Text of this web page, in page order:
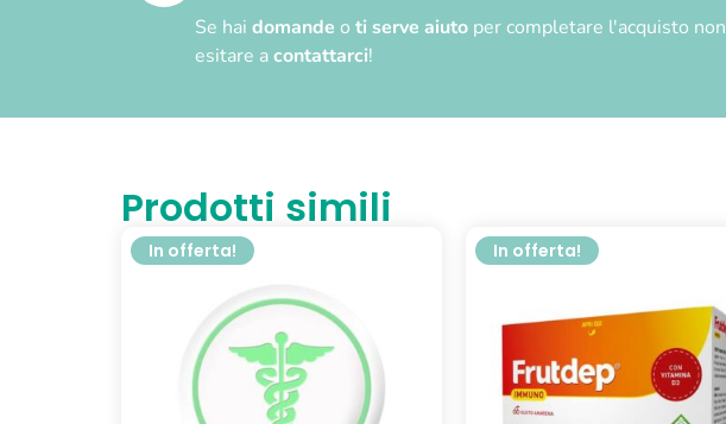
Se hai domande o ti serve aiuto per completare l'acquisto non
esitare acontattarci!
Prodotti simili
In offerta! In offerta!